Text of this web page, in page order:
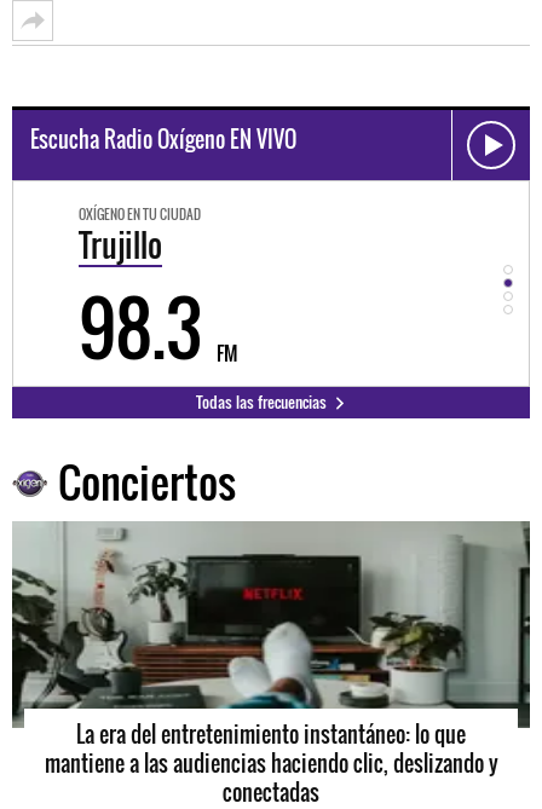
Escucha Radio Oxígeno EN VIVO
OXÍGENO EN TU CIUDAD
Trujillo
98.3 FM
Todas las frecuencias
Conciertos
La era del entretenimiento instantáneo: lo que
mantiene a las audiencias haciendo clic, deslizando y
conectadas